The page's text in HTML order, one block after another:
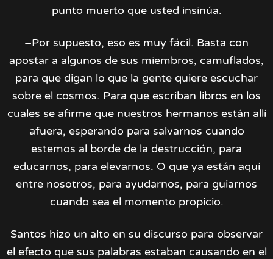
punto muerto que usted insinúa.
–Por supuesto, eso es muy fácil. Basta con
apostar a algunos de sus miembros, camuflados,
para que digan lo que la gente quiere escuchar
sobre el cosmos. Para que escriban libros en los
cuales se afirme que nuestros hermanos están allí
afuera, esperando para salvarnos cuando
estemos al borde de la destrucción, para
educarnos, para elevarnos. O que ya están aquí
entre nosotros, para ayudarnos, para guiarnos
cuando sea el momento propicio.
Santos hizo un alto en su discurso para observar
el efecto que sus palabras estaban causando en el